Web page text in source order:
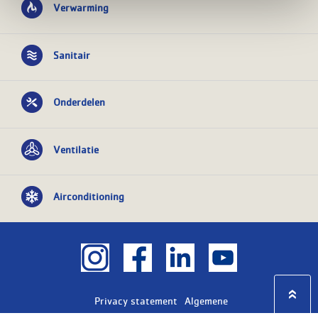
Verwarming
Sanitair
Onderdelen
Ventilatie
Airconditioning
Privacy statement
Algemene